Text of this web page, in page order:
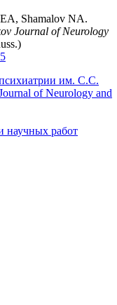
Shamalov NA.
Journal of Neurology